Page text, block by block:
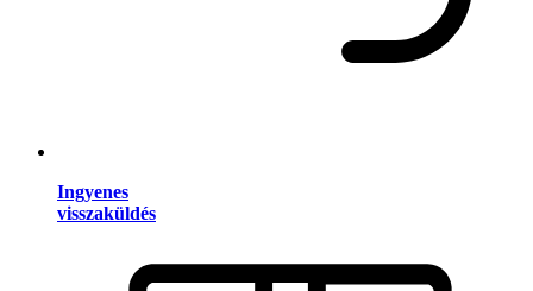
Ingyenes
visszaküldés